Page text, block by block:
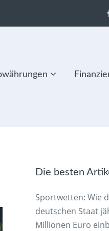
Die besten
Sportwetten: Wie
deutschen Staat
Millionen Euro